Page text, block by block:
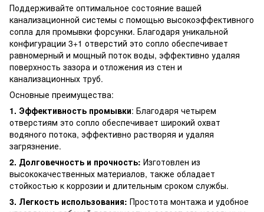
Поддерживайте оптимальное состояние вашей
канализационной системы с помощью высокоэффективного
сопла для промывки форсунки. Благодаря уникальной
конфигурации 3+1 отверстий это сопло обеспечивает
равномерный и мощный поток воды, эффективно удаляя
поверхность зазора и отложения из стен и
канализационных труб.
Основные преимущества:
1. Эффективность промывки: Благодаря четырем
отверстиям это сопло обеспечивает широкий охват
водяного потока, эффективно растворяя и удаляя
загрязнение.
2. Долговечность и прочность: Изготовлен из
высококачественных материалов, также обладает
стойкостью к коррозии и длительным сроком службы.
3. Легкость использования: Простота монтажа и удобное